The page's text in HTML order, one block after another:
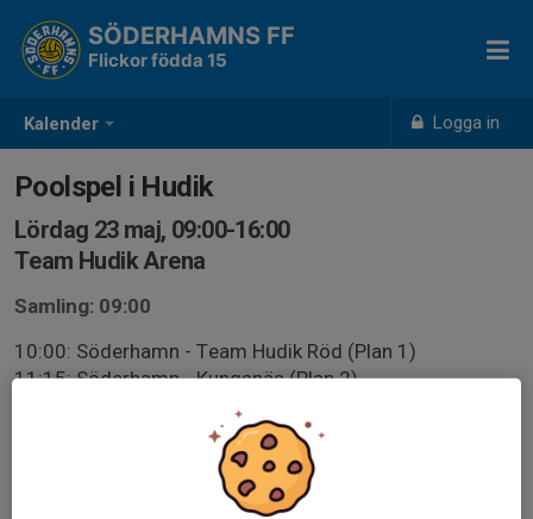
Kalender Logga in
SÖDERHAMNS FF
Flickor födda 15
Poolspel i Hudik
Lördag 23 maj, 09:00-16:00
Team Hudik Arena
Samling: 09:00
10:00: Söderhamn - Team Hudik Röd (Plan 1)
11:15: Söderhamn - Kungsnäs (Plan 2)
13:45: Söderhamn - Ljusdal (Plan 1)